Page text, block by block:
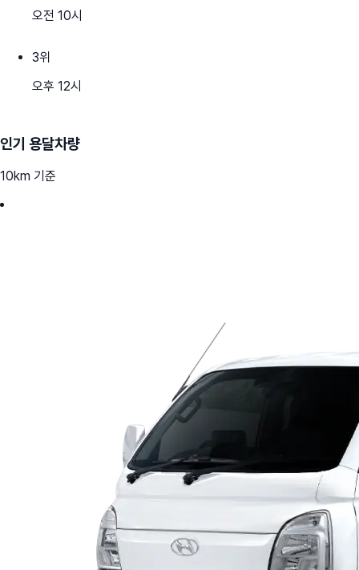
오전 10시
3위
오후 12시
인기 용달차량
10km 기준